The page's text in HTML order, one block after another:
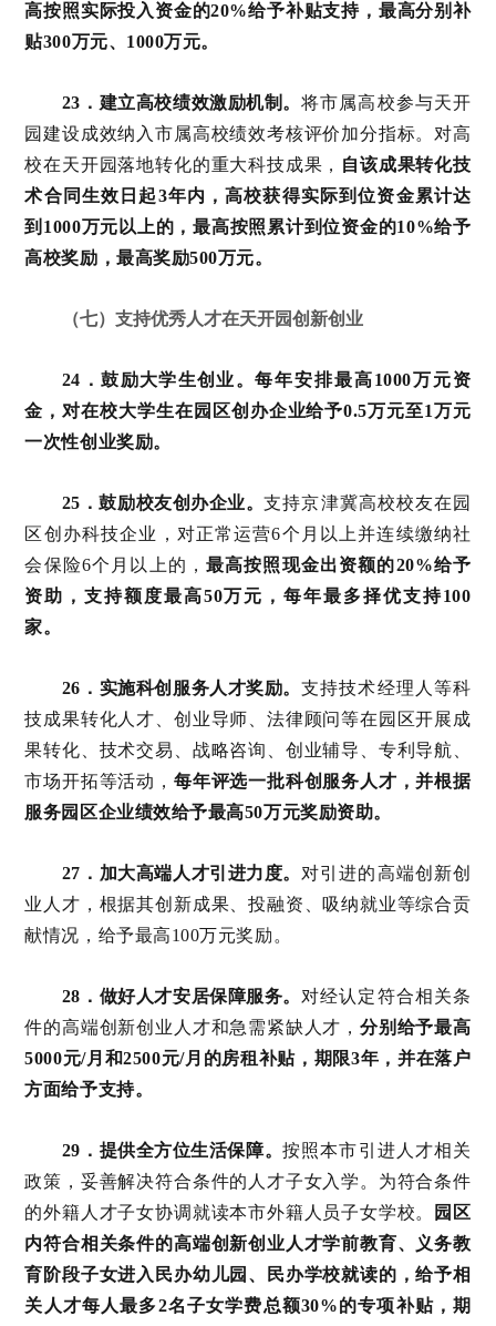
高按照实际投入资金的20%给予补贴支持，最高分别补
贴300万元、1000万元。
23．建立高校绩效激励机制。将市属高校参与天开
园建设成效纳入市属高校绩效考核评价加分指标。对高
校在天开园落地转化的重大科技成果， 自该成果转化技
术合同生效日起3年内，高校获得实际到位资金累计达
到1000万元以上的，最高按照累计到位资金的10%给予
高校奖励，最高奖励500万元。
（七）支持优秀人才在天开园创新创业
24．鼓励大学生创业。每年安排最高1000万元资
金，对在校大学生在园区创办企业给予0.5万元至1万元
一次性创业奖励。
25．鼓励校友创办企业。支持京津冀高校校友在园
区创办科技企业，对正常运营6个月以上并连续缴纳社
会保险6个月以上的，最高按照现金出资额的20%给予
资助，支持额度最高50万元，每年最多择优支持100
家。
26．实施科创服务人才奖励。支持技术经理人等科
技成果转化人才、创业导师、法律顾问等在园区开展成
果转化、技术交易、战略咨询、创业辅导、专利导航、
市场开拓等活动， 每年评选一批科创服务人才，并根据
服务园区企业绩效给予最高50万元奖励资助。
27．加大高端人才引进力度。 对引进的高端创新创
业人才，根据其创新成果、投融资、吸纳就业等综合贡
献情况，给予最高100万元奖励。
28．做好人才安居保障服务。 对经认定符合相关条
件的高端创新创业人才和急需紧缺人才， 分别给予最高
5000元/月和2500元/月的房租补贴，期限3年，并在落户
方面给予支持。
29．提供全方位生活保障。按照本市引进人才相关
政策，妥善解决符合条件的人才子女入学。为符合条件
的外籍人才子女协调就读本市外籍人员子女学校。
园区
内符合相关条件的高端创新创业人才学前教育、义务教
育阶段子女进入民办幼儿园、民办学校就读的，给予相
关人才每人最多2名子女学费总额30%的专项补贴，期